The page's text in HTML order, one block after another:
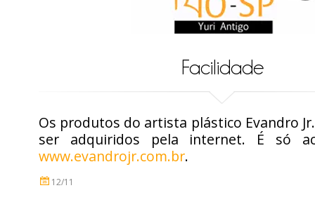
Facilidade
Os produtos do artista plástico Evandro
ser adquiridos pela internet. É só
www.evandrojr.com.br.
12/11